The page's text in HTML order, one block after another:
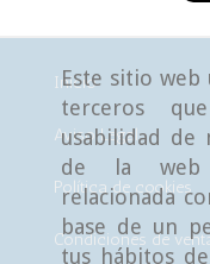
Este sitio web
terceros
usabilidad de
de la web
relacionada
base de un
tus hábitos
Inicio
Aviso Legal
Política de cookies
Condiciones de